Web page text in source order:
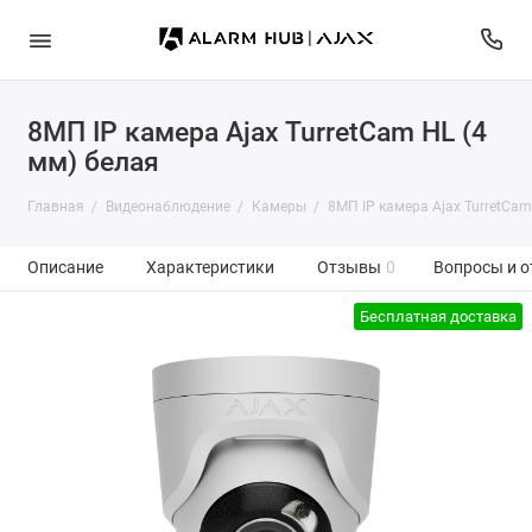
8МП IP камера Ajax TurretCam HL (4
мм) белая
Главная Видеонаблюдение Камеры 8МП IP камера Ajax
Описание Характеристики Отзывы 0 Вопросы и
Бесплатная доставка